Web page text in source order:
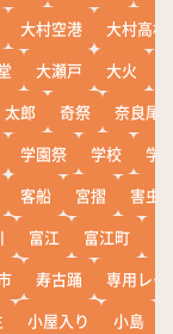
大村空港
大村高校
大瀬戸 大火
太郎 奇祭
奈良尾
学園祭 学校
学
客船 宮摺
害虫
富江 富江町
寿古踊
専用レー
小屋入り 小島